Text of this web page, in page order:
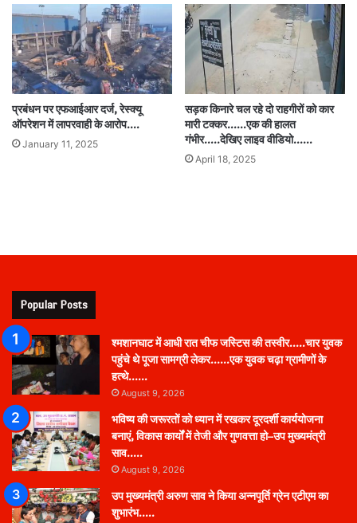
प्रबंधन पर एफआईआर दर्ज, रेस्क्यू
ऑपरेशन में लापरवाही के आरोप.…
January 11, 2025
सड़क किनारे चल रहे दो राहगीरों को कार
मारी टक्कर……एक की हालत
गंभीर…..देखिए लाइव वीडियो……
April 18, 2025
Popular Posts
श्मशानघाट में आधी रात चीफ जस्टिस की तस्वीर…..चार युवक
पहुंचे थे पूजा सामग्री लेकर……एक युवक चढ़ा ग्रामीणों के
हत्थे……
August 9, 2026
भविष्य की जरूरतों को ध्यान में रखकर दूरदर्शी कार्ययोजना
बनाएं, विकास कार्यों में तेजी और गुणवत्ता हो–उप मुख्यमंत्री
साव…..
August 9, 2026
उप मुख्यमंत्री अरुण साव ने किया अन्नपूर्ति ग्रेन एटीएम का
शुभारंभ…..